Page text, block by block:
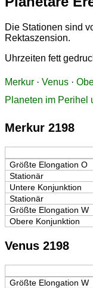
Die Stationen sind
Rektaszension.
Uhrzeiten fett
Merkur · Venus ·
Planeten im Perihel
Merkur 2198
Größte Elongation O
Stationär
Untere Konjunktion
Stationär
Größte Elongation W
Obere Konjunktion
Venus 2198
Größte Elongation W